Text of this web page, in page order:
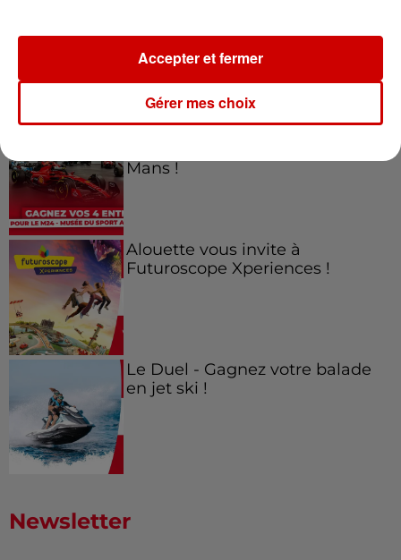
Gagnez vos entrées pour le
Mans !
Alouette vous invite à
Futuroscope Xperiences !
Le Duel - Gagnez votre balade
en jet ski !
Newsletter
Gérer mes choix
Accepter et fermer